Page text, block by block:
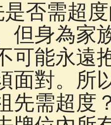
否需超
但身為家
可能永遠
面對。所
先需超